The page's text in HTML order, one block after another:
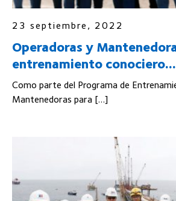
23 septiembre, 2022
Operadoras y
entrenamiento conociero...
Como parte del Programa de
Mantenedoras para […]